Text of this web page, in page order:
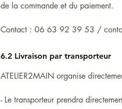
de la commande et du paiement.
Contact : 06 63 92 39 53 /
6.2 Livraison par transporteur
ATELIER2MAIN organise
- Le transporteur prendra